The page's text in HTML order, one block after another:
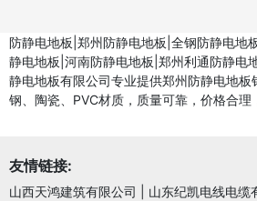
防静电地板|郑州防静电地板|全钢防静电地
静电地板|河南防静电地板|郑州利通防静电
静电地板有限公司专业提供郑州防静电地
钢、陶瓷、PVC材质，质量可靠，价格合理
友情链接:
山西天鸿建筑有限公司 山东纪凯电线电缆